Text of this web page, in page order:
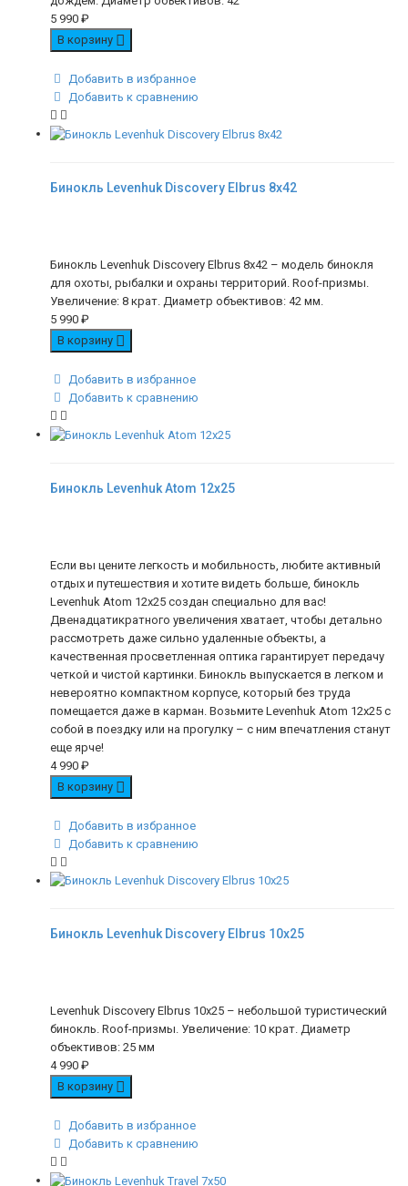
5 990 ₽
В корзину
Добавить в избранное
Добавить к сравнению
Бинокль Levenhuk Discovery Elbrus 8x42
Бинокль Levenhuk Discovery Elbrus 8x42 – модель бинокля
для охоты, рыбалки и охраны территорий. Roof-призмы.
Увеличение: 8 крат. Диаметр объективов: 42 мм.
5 990 ₽
В корзину
Добавить в избранное
Добавить к сравнению
Бинокль Levenhuk Atom 12x25
Если вы цените легкость и мобильность, любите активный
отдых и путешествия и хотите видеть больше, бинокль
Levenhuk Atom 12x25 создан специально для вас!
Двенадцатикратного увеличения хватает, чтобы детально
рассмотреть даже сильно удаленные объекты, а
качественная просветленная оптика гарантирует передачу
четкой и чистой картинки. Бинокль выпускается в легком и
невероятно компактном корпусе, который без труда
помещается даже в карман. Возьмите Levenhuk Atom 12x25 с
собой в поездку или на прогулку – с ним впечатления станут
еще ярче!
4 990 ₽
В корзину
Добавить в избранное
Добавить к сравнению
Бинокль Levenhuk Discovery Elbrus 10x25
Levenhuk Discovery Elbrus 10x25 – небольшой туристический
бинокль. Roof-призмы. Увеличение: 10 крат. Диаметр
объективов: 25 мм
4 990 ₽
В корзину
Добавить в избранное
Добавить к сравнению